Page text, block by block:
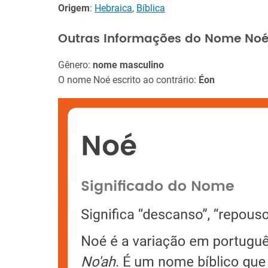
Origem: Hebraica, Bíblica
Outras Informações do Nome Noé
Gênero: nome masculino
O nome Noé escrito ao contrário: Éon